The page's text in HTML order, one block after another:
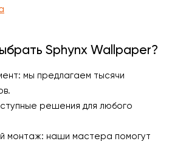
Sphynx Wallpaper?
мы предлагаем тысячи
решения для любого
монтаж: наши мастера помогут